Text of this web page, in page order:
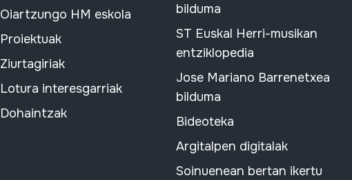
Oiartzungo HM eskola
Proiektuak
Ziurtagiriak
Lotura interesgarriak
Dohaintzak
bilduma
ST Euskal Herri-musikan
entziklopedia
Jose Mariano Barrenetxea
bilduma
Bideoteka
Argitalpen digitalak
Soinuenean bertan ikertu